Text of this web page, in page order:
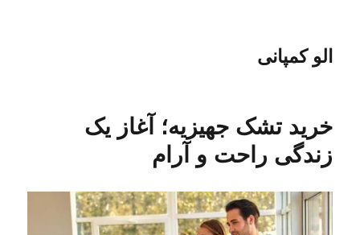
الو کمپانی
خرید تشک جهیزیه؛ آغاز یک
زندگی راحت و آرام